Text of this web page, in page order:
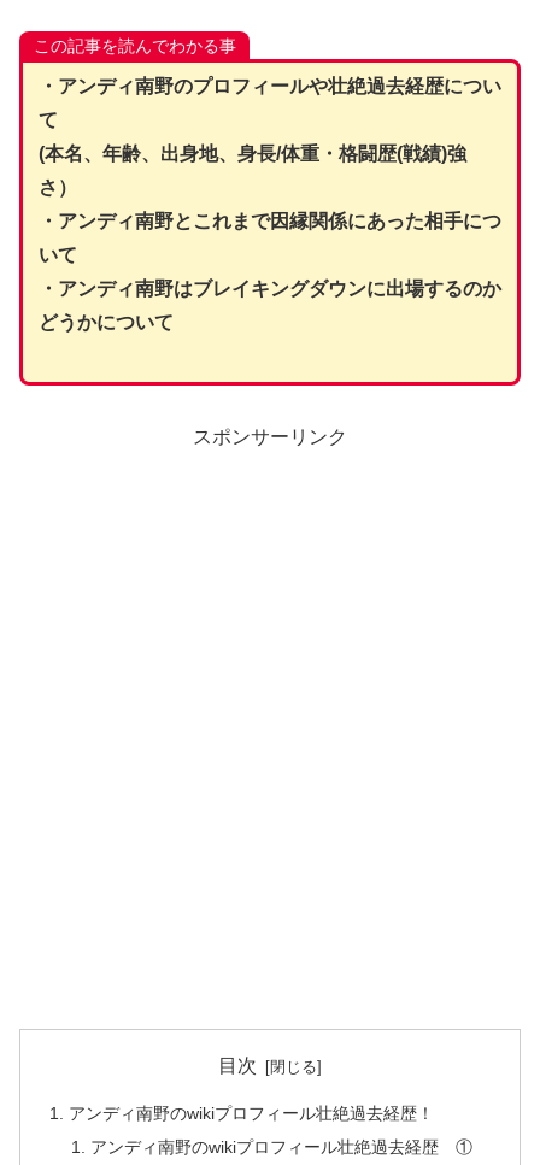
この記事を読んでわかる事
・アンディ南野のプロフィールや壮絶過去経歴につい
て
(本名、年齢、出身地、身長/体重・格闘歴(戦績)強
さ）
・アンディ南野とこれまで因縁関係にあった相手につ
いて
・アンディ南野はブレイキングダウンに出場するのか
どうかについて
スポンサーリンク
目次
アンディ南野のwikiプロフィール壮絶過去経歴！
アンディ南野のwikiプロフィール壮絶過去経歴 ①